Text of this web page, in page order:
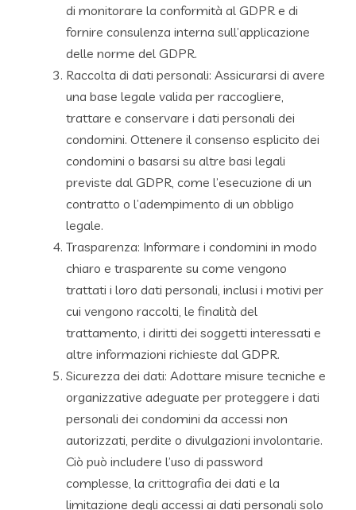
di monitorare la conformità al GDPR e di
fornire consulenza interna sull’applicazione
delle norme del GDPR.
Raccolta di dati personali: Assicurarsi di avere
una base legale valida per raccogliere,
trattare e conservare i dati personali dei
condomini. Ottenere il consenso esplicito dei
condomini o basarsi su altre basi legali
previste dal GDPR, come l’esecuzione di un
contratto o l’adempimento di un obbligo
legale.
Trasparenza: Informare i condomini in modo
chiaro e trasparente su come vengono
trattati i loro dati personali, inclusi i motivi per
cui vengono raccolti, le finalità del
trattamento, i diritti dei soggetti interessati e
altre informazioni richieste dal GDPR.
Sicurezza dei dati: Adottare misure tecniche e
organizzative adeguate per proteggere i dati
personali dei condomini da accessi non
autorizzati, perdite o divulgazioni involontarie.
Ciò può includere l’uso di password
complesse, la crittografia dei dati e la
limitazione degli accessi ai dati personali solo